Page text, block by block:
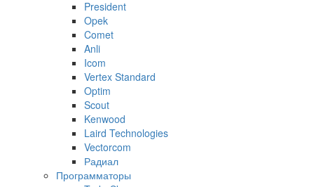
President
Opek
Comet
Anli
Icom
Vertex Standard
Optim
Scout
Kenwood
Laird Technologies
Vectorcom
Радиал
Программаторы